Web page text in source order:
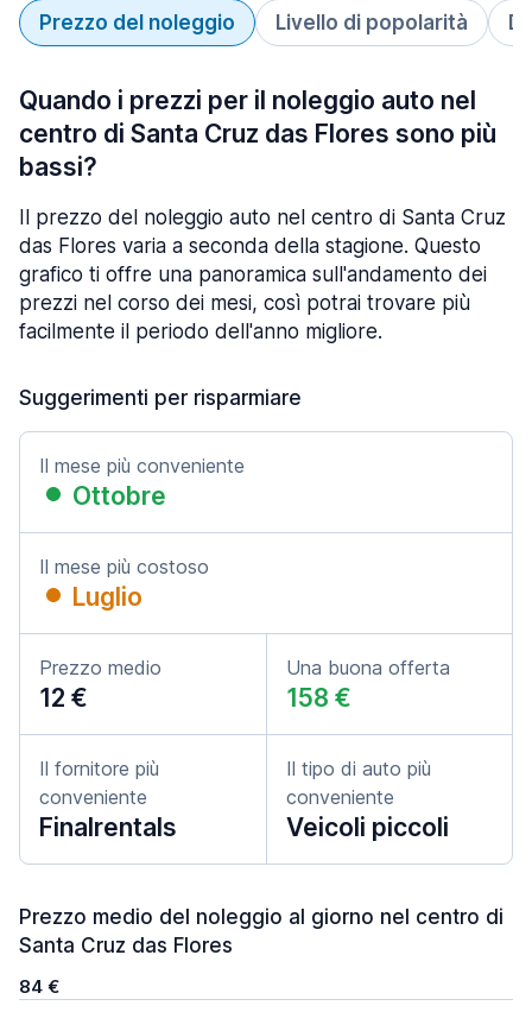
Prezzo del noleggio Livello di popolarità
Quando i prezzi per il noleggio auto nel
centro di Santa Cruz das Flores sono più
bassi?
Il prezzo del noleggio auto nel centro di Santa Cruz
das Flores varia a seconda della stagione. Questo
grafico ti offre una panoramica sull'andamento dei
prezzi nel corso dei mesi, così potrai trovare più
facilmente il periodo dell'anno migliore.
Suggerimenti per risparmiare
Il mese più conveniente
Ottobre
Il mese più costoso
Luglio
Prezzo medio
12 €
Una buona offerta
158 €
Il fornitore più
conveniente
Finalrentals
Il tipo di auto più
conveniente
Veicoli piccoli
Prezzo medio del noleggio al giorno nel centro di
Santa Cruz das Flores
84 €